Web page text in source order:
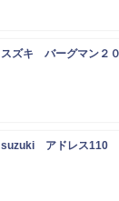
スズキ バーグマン２
suzuki アドレス110
整備とメンテ